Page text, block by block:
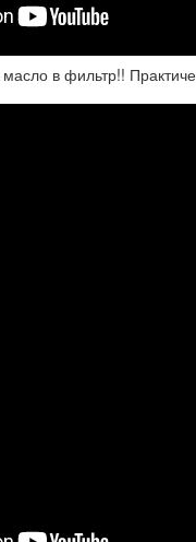
в фильтр!!